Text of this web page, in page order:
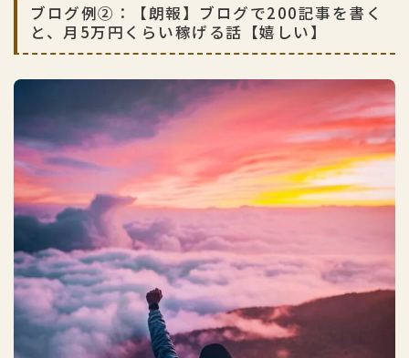
ブログ例②：【朗報】ブログで200記事を書く
と、月5万円くらい稼げる話【嬉しい】